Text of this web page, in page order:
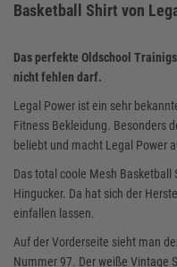
Basketball Shirt von
Das perfekte Oldschool
nicht fehlen darf.
Legal Power ist ein sehr
Fitness Bekleidung. Besonders
beliebt und macht Legal Power
Das total coole Mesh
Hingucker. Da hat sich der
einfallen lassen.
Auf der Vorderseite sieht man
Nummer 97. Der weiße Vintage